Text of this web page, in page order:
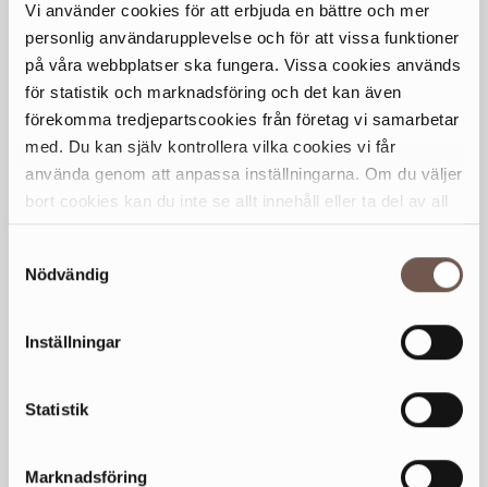
Vi använder cookies för att erbjuda en bättre och mer
personlig användarupplevelse och för att vissa funktioner
på våra webbplatser ska fungera. Vissa cookies används
för statistik och marknadsföring och det kan även
förekomma tredjepartscookies från företag vi samarbetar
med. Du kan själv kontrollera vilka cookies vi får
använda genom att anpassa inställningarna. Om du väljer
bort cookies kan du inte se allt innehåll eller ta del av all
Nödvändig
Inställningar
Statistik
Marknadsföring
10-20
Tor
10-20
Fre
10-20
Lör
10-18
Sön
11-17
0770 – 457 451
HEMSIDA